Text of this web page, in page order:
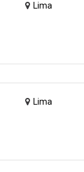
Lima
Lima